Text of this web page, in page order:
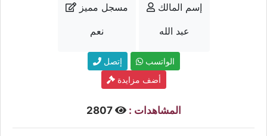
مسجل مميز
نعم
إسم المالك
عبد الله
إتصل
الواتسب
أضف مزايدة
المشاهدات : 2807